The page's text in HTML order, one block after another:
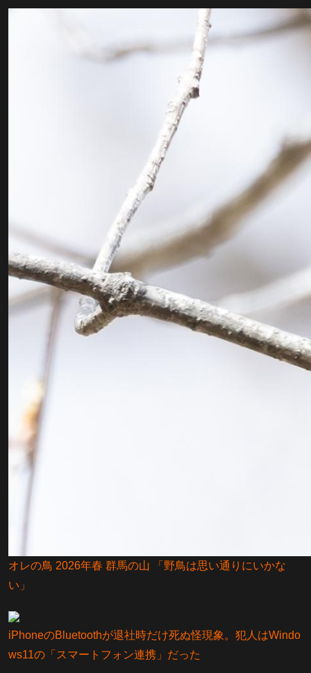
オレの鳥 2026年春 群馬の山 「野鳥は思い通りにいかな
い」
iPhoneのBluetoothが退社時だけ死ぬ怪現象。犯人はWindo
ws11の「スマートフォン連携」だった